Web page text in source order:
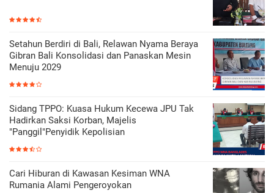
Setahun Berdiri di Bali, Relawan Nyama Beraya
Gibran Bali Konsolidasi dan Panaskan Mesin
Menuju 2029
Sidang TPPO: Kuasa Hukum Kecewa JPU Tak
Hadirkan Saksi Korban, Majelis
"Panggil"Penyidik Kepolisian
Cari Hiburan di Kawasan Kesiman WNA
Rumania Alami Pengeroyokan